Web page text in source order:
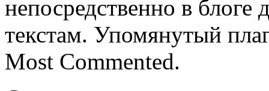
непосредственно в блоге
текстам. Упомянутый
Most Commented.